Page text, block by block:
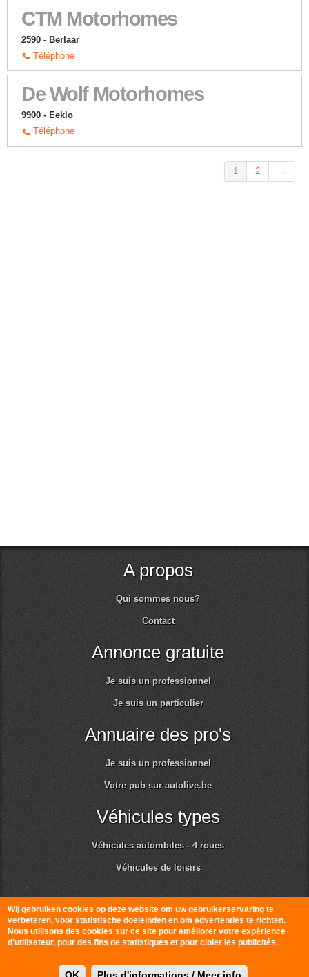
CTM Motorhomes
2590 - Berlaar
Téléphone
De Wolf Motorhomes
9900 - Eeklo
Téléphone
1 2 →
A propos
Qui sommes nous?
Contact
Annonce gratuite
Je suis un professionnel
Je suis un particulier
Annuaire des pro's
Je suis un professionnel
Votre pub sur autolive.be
Véhicules types
Véhicules autombiles - 4 roues
Véhicules de loisirs
© Autolive 2010-2026Conditions générales d'utilisation et respect de la vie
privée
Wij gebruiken cookies op deze website om uw gebruikerservaring te
verbeteren, voor statistische doeleinden en om advertenties te richten.
Nous utilisons des cookies sur ce site pour améliorer votre expérience
d'utilisateur, pour des fins de statistiques et pour cibler les publicités.